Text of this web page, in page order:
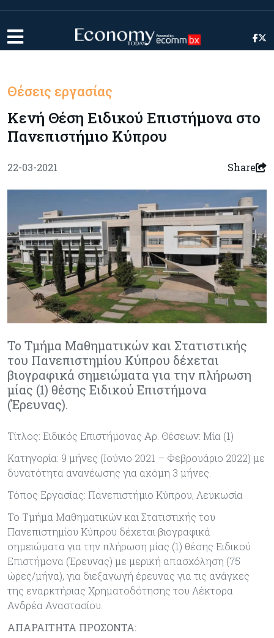
Θέσεις εργασίας
Κενή Θέση Ειδικού Επιστήμονα στο
Πανεπιστήμιο Κύπρου
22-03-2021 Share
Το Τμήμα Μαθηματικών και Στατιστικής
του Πανεπιστημίου Κύπρου δέχεται
βιογραφικά σημειώματα για την πλήρωση
μίας (1) θέσης Ειδικού Επιστήμονα
(Έρευνας).
Τίτλος: Ειδικός Επιστήμονας Αρ. Θέσεων: Μία (1)
Κατηγορία: 9 μήνες (Ιούνιο 2021 – Φεβρουάριο 2022) με
δυνατότητα ανανέωσης για ακόμη 3 μήνες.
Τόπος Εργασίας: Πανεπιστήμιο Κύπρου, Λευκωσία
Το Τμήμα Μαθηματικών και Στατιστικής του
Πανεπιστημίου Κύπρου δέχεται βιογραφικά
σημειώματα για την πλήρωση μίας (1) θέσης Ειδικού
Επιστήμονα (Έρευνας) με μερική απασχόληση (75
ώρες/μήνα), για διεξαγωγή έρευνας για τις ανάγκες
της εναρκτήριας Χρηματοδότησης του Λέκτορα
Ανδρέα Αναστασίου.
ΑΠΑΡΑΙΤΗΤΑ ΠΡΟΣΟΝΤΑ: